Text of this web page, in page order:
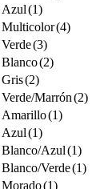
Azul(1)
Multicolor(4)
Verde(3)
Blanco(2)
Gris(2)
Verde/Marrón(2)
Amarillo(1)
Azul(1)
Blanco/Azul(1)
Blanco/Verde(1)
Morado(1)